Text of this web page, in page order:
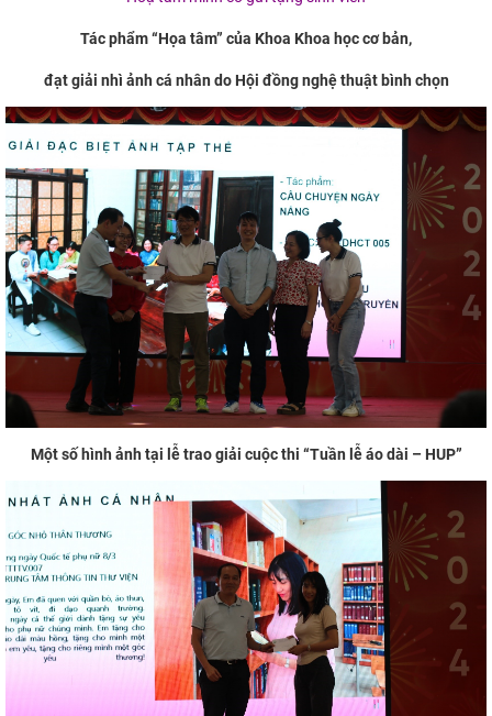
Tác phẩm “Họa tâm” của Khoa Khoa học cơ bản,
đạt giải nhì ảnh cá nhân do Hội đồng nghệ thuật bình chọn
Một số hình ảnh tại lễ trao giải cuộc thi “Tuần lễ áo dài – HUP”